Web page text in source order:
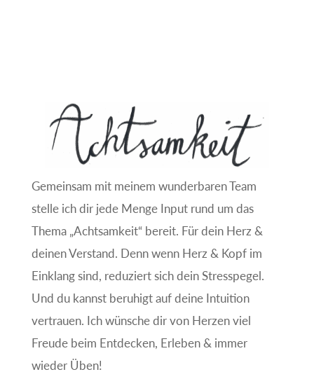
Gemeinsam mit meinem wunderbaren Team
stelle ich dir jede Menge Input rund um das
Thema „Achtsamkeit“ bereit. Für dein Herz &
deinen Verstand. Denn wenn Herz & Kopf im
Einklang sind, reduziert sich dein Stresspegel.
Und du kannst beruhigt auf deine Intuition
vertrauen. Ich wünsche dir von Herzen viel
Freude beim Entdecken, Erleben & immer
wieder Üben!